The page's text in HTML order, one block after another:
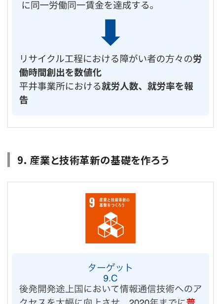
9. 産業と技術革新の基礎を作ろう